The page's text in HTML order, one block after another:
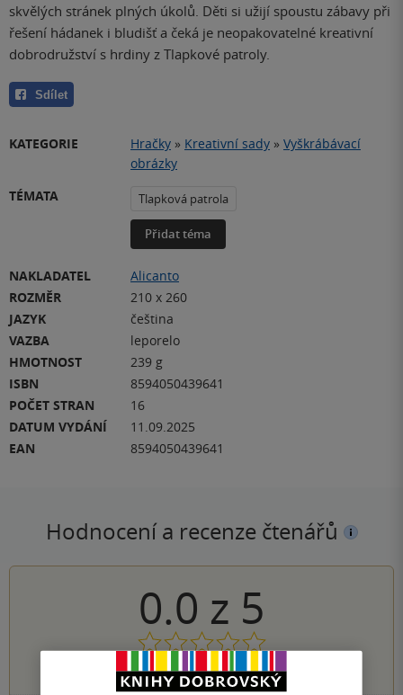
skvělých stránek plných úkolů. Děti si užijí spoustu zábavy při
řešení hádanek i bludišť a čeká je neopakovatelné kreativní
dobrodružství s hrdiny z Tlapkové patroly.
Sdílet
KATEGORIE Hračky » Kreativní sady » Vyškrábávací
obrázky
TÉMATA
Tlapková patrola
Přidat téma
NAKLADATEL
Alicanto
ROZMĚR
210 x 260
JAZYK
čeština
VAZBA
leporelo
HMOTNOST
239 g
ISBN
8594050439641
POČET STRAN
16
DATUM VYDÁNÍ
11.09.2025
EAN
8594050439641
Hodnocení a recenze čtenářů
0.0 z 5
0hodnocení čtenářů